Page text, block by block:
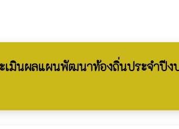
เมินผลแผนพัฒนาท้องถิ่นประจำปี